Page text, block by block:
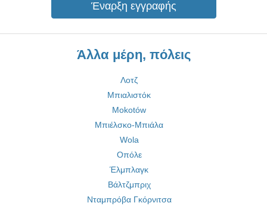
Έναρξη εγγραφής
Άλλα μέρη, πόλεις
Λοτζ
Μπιαλιστόκ
Mokotów
Μπιέλσκο-Μπιάλα
Wola
Οπόλε
Έλμπλαγκ
Βάλτζμπριχ
Νταμπρόβα Γκόρνιτσα